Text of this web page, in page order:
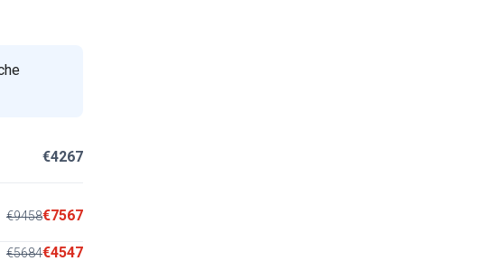
€4267
€9458€7567
€5684€4547